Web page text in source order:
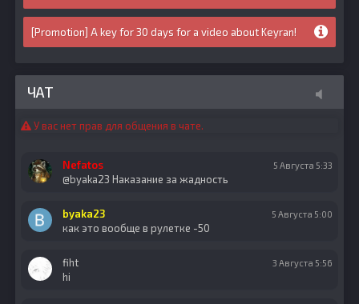
[Promotion] A key for 30 days for a video about Keyran!
ЧАТ
У вас нет прав для общения в чате.
Nefatos 5 Августа 5:33
@byaka23 Наказание за жадность
byaka23 5 Августа 5:00
как это вообще в рулетке -50
fiht 3 Августа 5:56
hi